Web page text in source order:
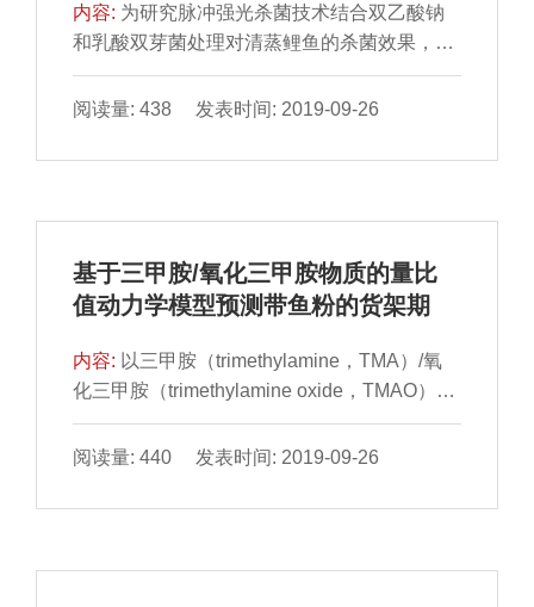
内容: 为研究脉冲强光杀菌技术结合双乙酸钠
和乳酸双芽菌处理对清蒸鲤鱼的杀菌效果，以
清蒸鲤鱼为原料，以 其菌落总数作为衡量指
标，在单因素试验基础上，选取双乙酸钠质量
距离为自变量，通过响应面优化模型，确定出
cm、双乙酸钠质量浓度 1.1 g/100 mL、乳酸双
冲强光杀菌技术结合双乙酸钠和乳酸双芽菌处
理对清蒸鲤鱼的灭菌效果最好。
阅读量: 438 发表时间: 2019-09-26
基于三甲胺/氧化三甲胺物质的量比
值动力学模型预测带鱼粉的货架期
内容: 以三甲胺（trimethylamine，TMA）/氧
化三甲胺（trimethylamine oxide，TMAO）物
质的量比值为带鱼粉 的品质变化和货架期的指
示指标，根据感官评定结果，确定TMA/TMAO
鱼粉的TMA/TMAO物质的量比值与贮藏时间
物质的量比值变化速率常 数（k）与贮藏温度
阅读量: 440 发表时间: 2019-09-26